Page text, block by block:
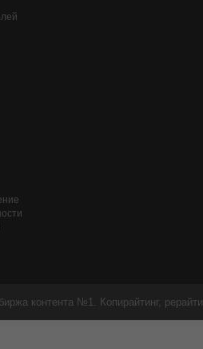
контента №1. Копирайтинг,